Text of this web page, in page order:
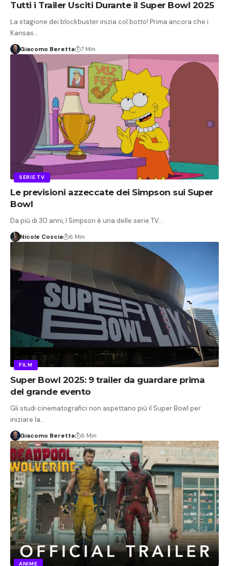
Tutti i Trailer Usciti Durante il Super Bowl 2025
La stagione dei blockbuster inizia col botto! Prima ancora che i
Kansas…
Giacomo Beretta 7 Min
SERIE TV
Le previsioni azzeccate dei Simpson sui Super
Bowl
Da più di 30 anni, I Simpson è una delle serie TV…
Nicole Coscia 6 Min
FILM
Super Bowl 2025: 9 trailer da guardare prima
del grande evento
Gli studi cinematografici non aspettano più il Super Bowl per
iniziare la…
Giacomo Beretta 6 Min
ANIME